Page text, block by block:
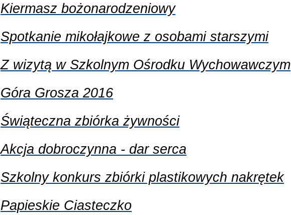
Kiermasz bożonarodzeniowy
Spotkanie mikołajkowe z osobami starszymi
Z wizytą w Szkolnym Ośrodku Wychowawczym
Góra Grosza 2016
Świąteczna zbiórka żywności
Akcja dobroczynna - dar serca
Szkolny konkurs zbiórki plastikowych nakrętek
Papieskie Ciasteczko